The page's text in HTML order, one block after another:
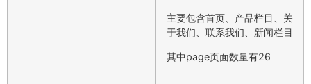
主要包含首页、产品栏目、关
于我们、联系我们、新闻栏目
其中page页面数量有26